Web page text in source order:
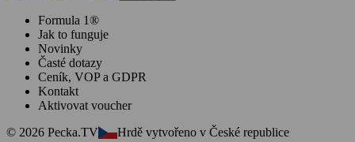
Formula 1®
Jak to funguje
Novinky
Časté dotazy
Ceník, VOP a GDPR
Kontakt
Aktivovat voucher
© 2026 Pecka.TV
Hrdě vytvořeno v České republice